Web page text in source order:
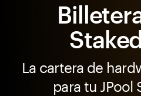
La cartera de
para tu JPool